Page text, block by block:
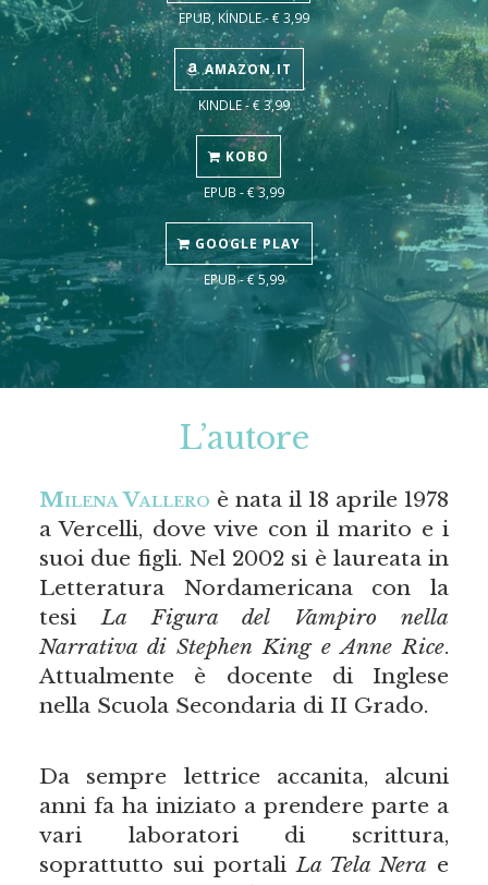
EPUB, KINDLE - € 3,99
AMAZON.IT
KINDLE - € 3,99
KOBO
EPUB - € 3,99
GOOGLE PLAY
EPUB - € 5,99
L’autore
Milena Vallero è nata il 18 aprile 1978
a Vercelli, dove vive con il marito e i
suoi due figli. Nel 2002 si è laureata in
Letteratura Nordamericana con la
tesiLa Figura del Vampiro nella
Narrativa di Stephen King e Anne Rice.
Attualmente è docente di Inglese
nella Scuola Secondaria di II Grado.
Da sempre lettrice accanita, alcuni
anni fa ha iniziato a prendere parte a
vari laboratori di scrittura,
soprattutto sui portaliLa Tela Nera e